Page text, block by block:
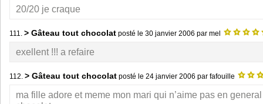
20/20 je craque
111. > Gâteau tout chocolat posté le 30 janvier 2006 par mel
exellent !!! a refaire
112. > Gâteau tout chocolat posté le 24 janvier 2006 par fafouille
ma fille adore et meme mon mari qui n’aime pas en